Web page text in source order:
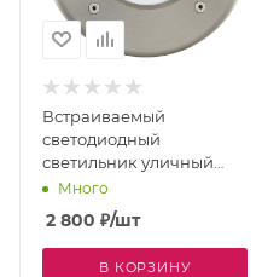
Встраиваемый
светодиодный
светильник уличный
Lamedo 93482
Много
2 800 ₽/шт
В КОРЗИНУ